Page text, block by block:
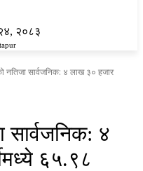
२०८३
नतिजा सार्वजनिक: ४ लाख ३० हजार
सार्वजनिक: ४
६५.९८